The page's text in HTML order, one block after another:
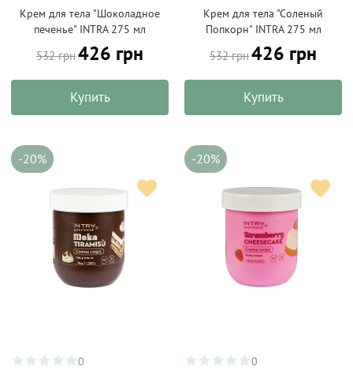
Крем для тела "Шоколадное
печенье" INTRA 275 мл
532 грн426 грн
Купить
Крем для тела "Соленый
Попкорн" INTRA 275 мл
532 грн426 грн
Купить
-20%
0
-20%
0